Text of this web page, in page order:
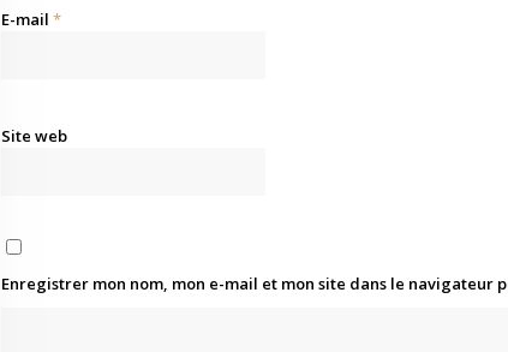
E-mail *
Site web
Enregistrer mon nom, mon e-mail et mon site dans le navigateur